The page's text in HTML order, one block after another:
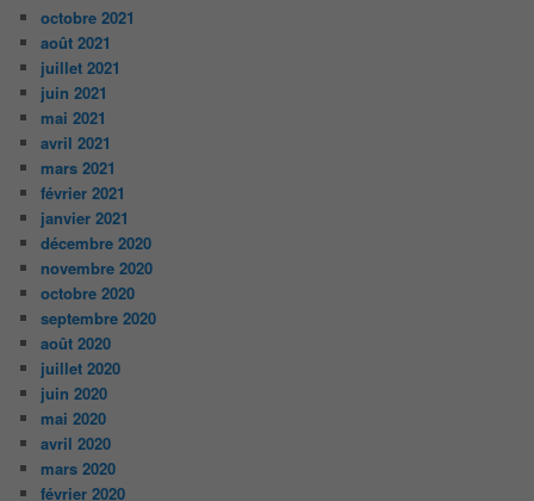
octobre 2021
août 2021
juillet 2021
juin 2021
mai 2021
avril 2021
mars 2021
février 2021
janvier 2021
décembre 2020
novembre 2020
octobre 2020
septembre 2020
août 2020
juillet 2020
juin 2020
mai 2020
avril 2020
mars 2020
février 2020